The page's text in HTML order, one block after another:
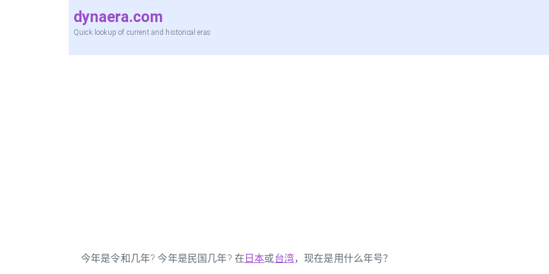
dynaera.com
Quick lookup of current and historical eras
今年是令和几年? 今年是民国几年? 在 日本或台湾，现在是用什么年号？